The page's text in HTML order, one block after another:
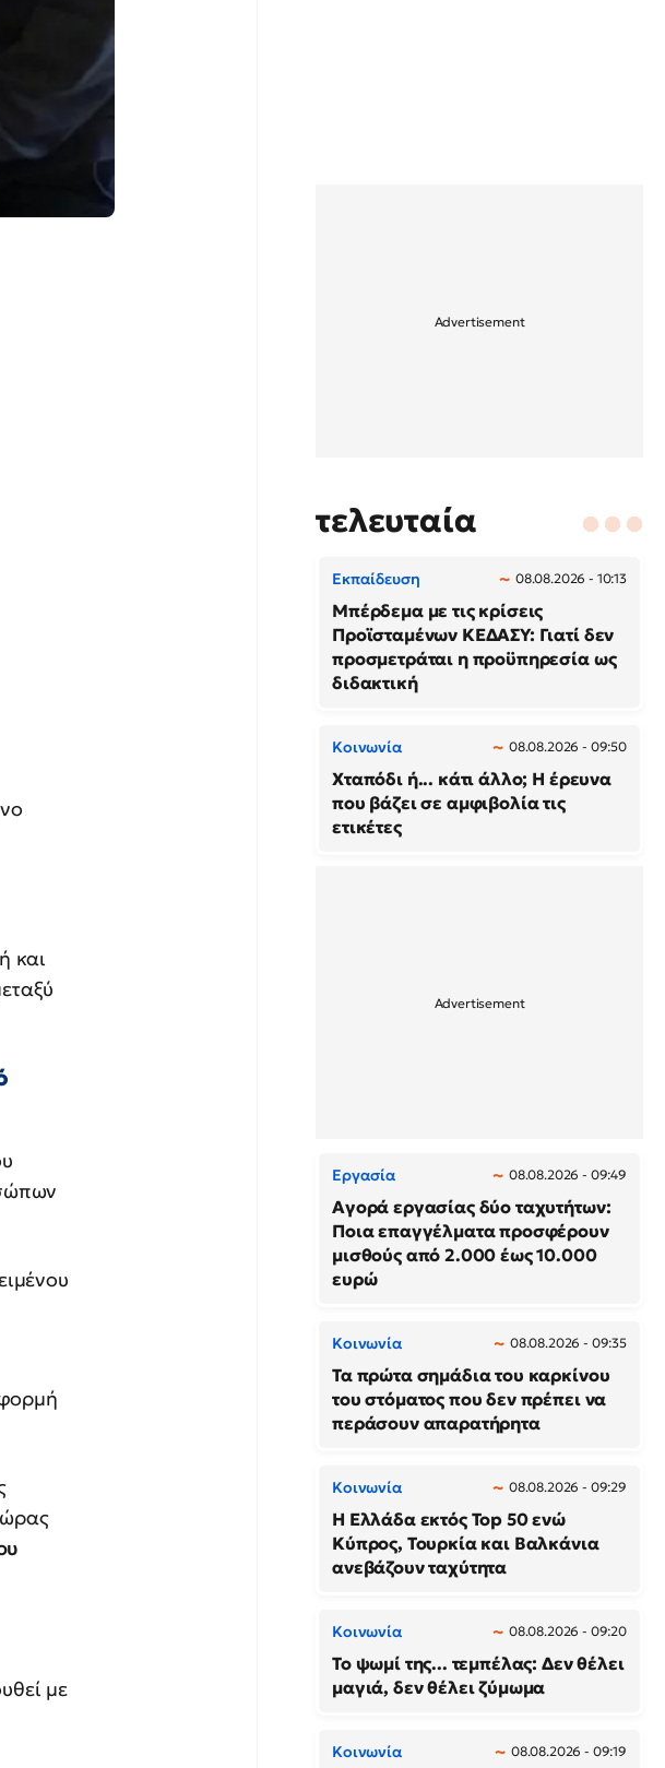
και
με
τελευταία
Εκπαίδευση 08.08.2026 - 10:13
Μπέρδεμα με τις κρίσεις
Προϊσταμένων ΚΕΔΑΣΥ: Γιατί δεν
προσμετράται η προϋπηρεσία ως
διδακτική
Κοινωνία 08.08.2026 - 09:50
Χταπόδι ή... κάτι άλλο; Η έρευνα
που βάζει σε αμφιβολία τις
ετικέτες
Εργασία 08.08.2026 - 09:49
Αγορά εργασίας δύο ταχυτήτων:
Ποια επαγγέλματα προσφέρουν
μισθούς από 2.000 έως 10.000
ευρώ
Κοινωνία 08.08.2026 - 09:35
Τα πρώτα σημάδια του καρκίνου
του στόματος που δεν πρέπει να
περάσουν απαρατήρητα
Κοινωνία 08.08.2026 - 09:29
Η Ελλάδα εκτός Top 50 ενώ
Κύπρος, Τουρκία και Βαλκάνια
ανεβάζουν ταχύτητα
Κοινωνία 08.08.2026 - 09:20
Το ψωμί της... τεμπέλας: Δεν θέλει
μαγιά, δεν θέλει ζύμωμα
Κοινωνία 08.08.2026 - 09:19